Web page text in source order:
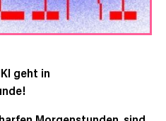
geht in